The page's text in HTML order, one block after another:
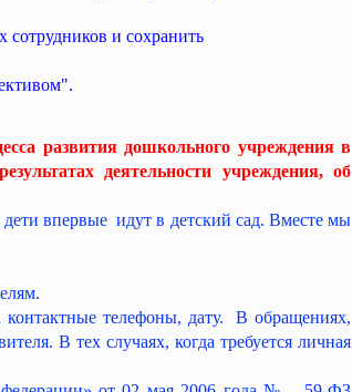
и сохранить
развития дошкольного учреждения в
деятельности учреждения, об
впервые идут в детский сад. Вместе мы
телефоны, дату. В обращениях,
В тех случаях, когда требуется личная